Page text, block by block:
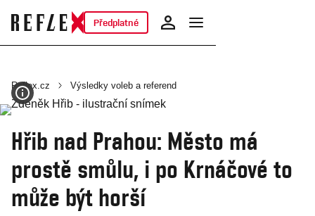
Předplatné
Reflex.cz Výsledky voleb a referend
Hřib nad Prahou: Město má
prostě smůlu, i po Krnáčové to
může být horší